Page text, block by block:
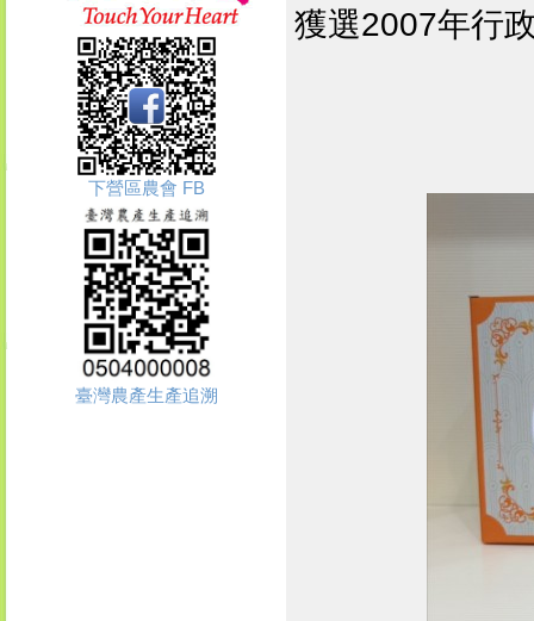
下營區農會 FB
臺灣農產生產追溯
獲選2007年行